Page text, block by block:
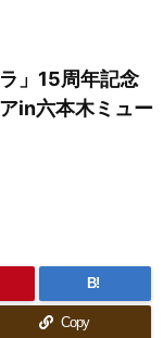
」15周年記念
in六本木ミュー
B!
Copy